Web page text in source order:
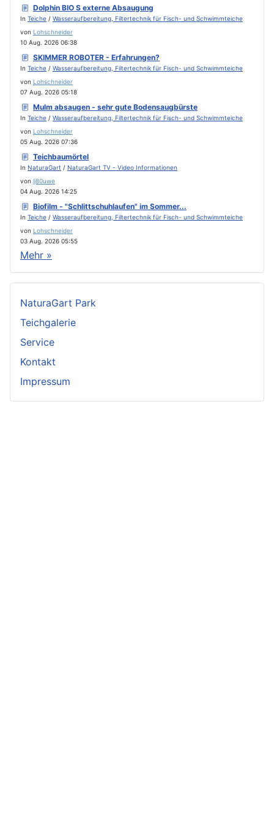
Dolphin BIO S externe Absaugung
In Teiche / Wasseraufbereitung, Filtertechnik für Fisch- und Schwimmteiche
von Lohschneider
10 Aug. 2026 06:38
SKIMMER ROBOTER - Erfahrungen?
In Teiche / Wasseraufbereitung, Filtertechnik für Fisch- und Schwimmteiche
von Lohschneider
07 Aug. 2026 05:18
Mulm absaugen - sehr gute Bodensaugbürste
In Teiche / Wasseraufbereitung, Filtertechnik für Fisch- und Schwimmteiche
von Lohschneider
05 Aug. 2026 07:36
Teichbaumörtel
In NaturaGart / NaturaGart TV - Video Informationen
von lj80uwe
04 Aug. 2026 14:25
Biofilm - "Schlittschuhlaufen" im Sommer...
In Teiche / Wasseraufbereitung, Filtertechnik für Fisch- und Schwimmteiche
von Lohschneider
03 Aug. 2026 05:55
Mehr »
NaturaGart Park
Teichgalerie
Service
Kontakt
Impressum